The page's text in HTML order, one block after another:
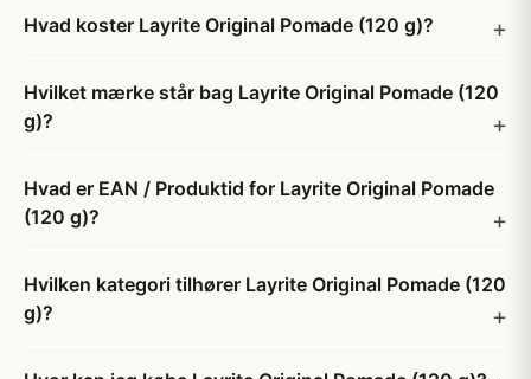
Hvad koster Layrite Original Pomade (120 g)?
Hvilket mærke står bag Layrite Original Pomade (120
g)?
Hvad er EAN / Produktid for Layrite Original Pomade
(120 g)?
Hvilken kategori tilhører Layrite Original Pomade (120
g)?